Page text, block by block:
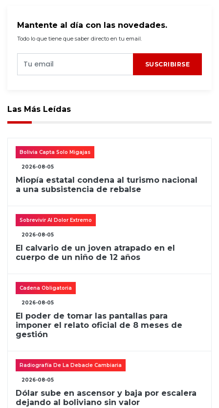
Mantente al día con las novedades.
Todo lo que tiene que saber directo en tu email.
SUSCRIBIRSE
Las Más Leídas
Bolivia Capta Solo Migajas
2026-08-05
Miopía estatal condena al turismo nacional
a una subsistencia de rebalse
Sobrevivir Al Dolor Extremo
2026-08-05
El calvario de un joven atrapado en el
cuerpo de un niño de 12 años
Cadena Obligatoria
2026-08-05
El poder de tomar las pantallas para
imponer el relato oficial de 8 meses de
gestión
Radiografía De La Debacle Cambiaria
2026-08-05
Dólar sube en ascensor y baja por escalera
dejando al boliviano sin valor